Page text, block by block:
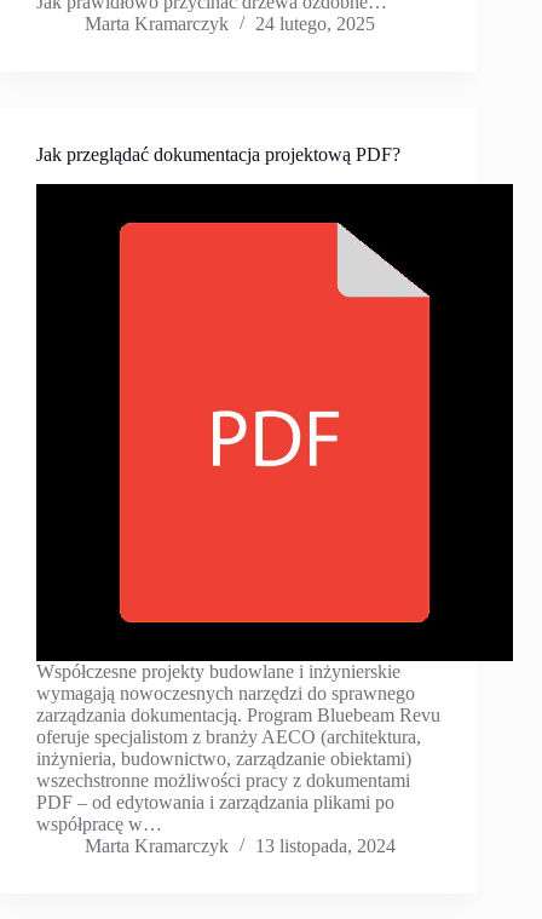
Marta Kramarczyk
24 lutego, 2025
Jak przeglądać dokumentacja projektową PDF?
Współczesne projekty budowlane i inżynierskie
wymagają nowoczesnych narzędzi do sprawnego
zarządzania dokumentacją. Program Bluebeam Revu
oferuje specjalistom z branży AECO (architektura,
inżynieria, budownictwo, zarządzanie obiektami)
wszechstronne możliwości pracy z dokumentami
PDF – od edytowania i zarządzania plikami po
współpracę w…
Marta Kramarczyk
13 listopada, 2024